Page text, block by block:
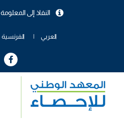
النفاذ إلى المعلومة
العربي الفرنسية